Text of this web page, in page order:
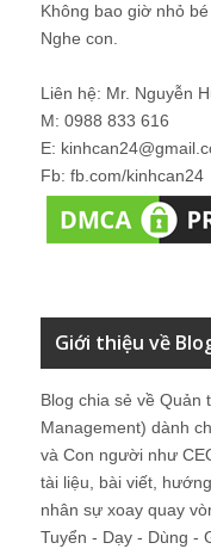
Không bao giờ nhỏ
Nghe con.
Liên hệ: Mr. Nguyễn
M: 0988 833 616
E:
Fb: fb.com/kinhcan24
Giới thiệu về
Blog chia sẻ về Quản
Management) dành
và Con người như
tài liệu, bài viết,
nhân sự xoay quay
Tuyển - Dạy - Dùng -